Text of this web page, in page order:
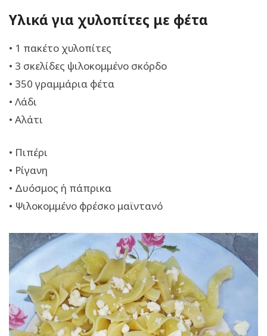
Υλικά για χυλοπίτες με φέτα
• 1 πακέτο χυλοπίτες
• 3 σκελίδες ψιλοκομμένο σκόρδο
• 350 γραμμάρια φέτα
• Λάδι
• Αλάτι
• Πιπέρι
• Ρίγανη
• Δυόσμος ή πάπρικα
• Ψιλοκομμένο φρέσκο μαϊντανό